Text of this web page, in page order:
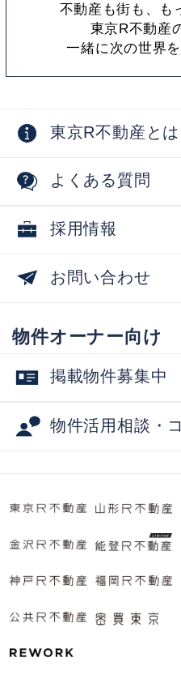
不動産も街も、も
東京R不動産
一緒に次の世界
東京R不動産とは
よくある質問
採用情報
お問い合わせ
物件オーナー向け
掲載物件募集中
物件活用相談・